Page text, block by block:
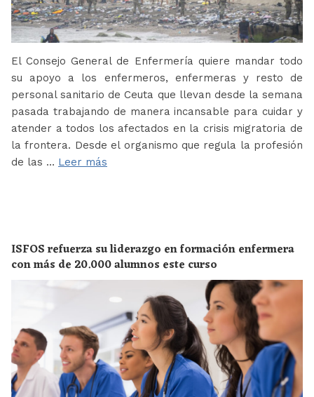
El Consejo General de Enfermería quiere mandar todo
su apoyo a los enfermeros, enfermeras y resto de
personal sanitario de Ceuta que llevan desde la semana
pasada trabajando de manera incansable para cuidar y
atender a todos los afectados en la crisis migratoria de
la frontera. Desde el organismo que regula la profesión
de las … Leer más
ISFOS refuerza su liderazgo en formación enfermera
con más de 20.000 alumnos este curso